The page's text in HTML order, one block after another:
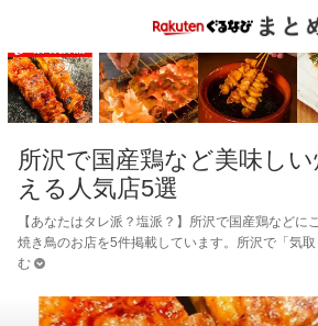
所沢で国産鶏など美味し
える人気店5選
【あなたはタレ派？塩派？】所沢で国産鶏などに
焼き鳥のお店を5件掲載しています。所沢で「気
む